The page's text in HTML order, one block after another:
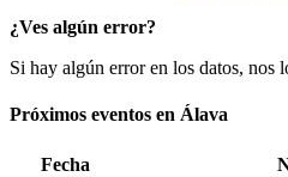
¿Ves algún error?
Si hay algún error en los datos, nos
Próximos eventos en Álava
Fecha